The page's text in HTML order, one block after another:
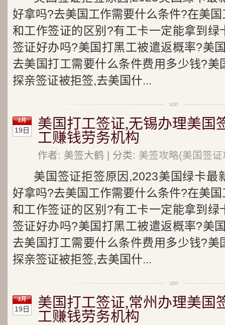
好拿吗?去美国工作需要什么条件?在美
和工作签证的区别?有工卡一定能拿到绿
签证好办吗?美国打黑工被遣返概率?美
去美国打工需要什么条件费用多少钱?美
探亲签证被拒签,去美国什...
2月
19日
美国打工签证,无锡办理美国
工赚钱劳务机构
作者: 美签大鹤 | 分类: 美签攻略(美国签证
美国签证拒签原因,2023美国绿卡最
好拿吗?去美国工作需要什么条件?在美
和工作签证的区别?有工卡一定能拿到绿
签证好办吗?美国打黑工被遣返概率?美
去美国打工需要什么条件费用多少钱?美
探亲签证被拒签,去美国什...
2月
19日
美国打工签证,常州办理美国
工赚钱劳务机构